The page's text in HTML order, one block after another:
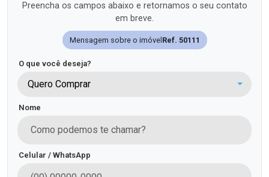
Preencha os campos abaixo e retornamos o seu contato
em breve.
Mensagem sobre o imóvel Ref. 50111
O que você deseja?
Quero Comprar
Nome
Celular / WhatsApp